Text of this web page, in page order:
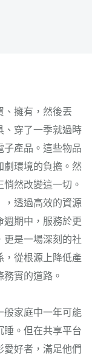
、擁有，然後丟
、穿了一季就過時
子產品。這些物品
劇環境的負擔。然
然改變這一切。
，透過高效的資源
週期中，服務於更
更是一場深刻的社
，從根源上降低產
實的道路。
般家庭中一年可能
睡。但在共享平台
愛好者，滿足他們